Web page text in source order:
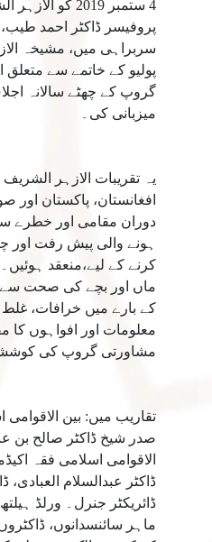
4 ستمبر 2019 کو
پروفیسر ڈاکٹر احمد
سربراہی میں، مشیخہ
پولیو کے خاتمے سے
گروپ کے چھٹے سالانہ
میزبانی کی۔
یہ تقریبات الازہر
دوران مقامی اور خطرے
ہونے والی پیش رفت اور
کرنے کے لیے،منعقد
ماں اور بچے کی صحت سے
کے بارے میں خرافات،
معلومات اور افواہوں کا
مشاورتی گروپ کی
تقاریب میں: بین
صدر شیخ ڈاکٹر صالح بن
الاقوامی اسلامی فقہ
ڈاکٹر عبدالسلام العبادی،
ڈائریکٹر جنرل۔ ورلڈ
ماہر سائنسدانوں،